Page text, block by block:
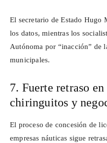
El secretario de Estado Hugo
los datos, mientras los
Autónoma por “inacción” de
municipales.
7. Fuerte retraso
chiringuitos y
El proceso de concesión de
empresas náuticas sigue